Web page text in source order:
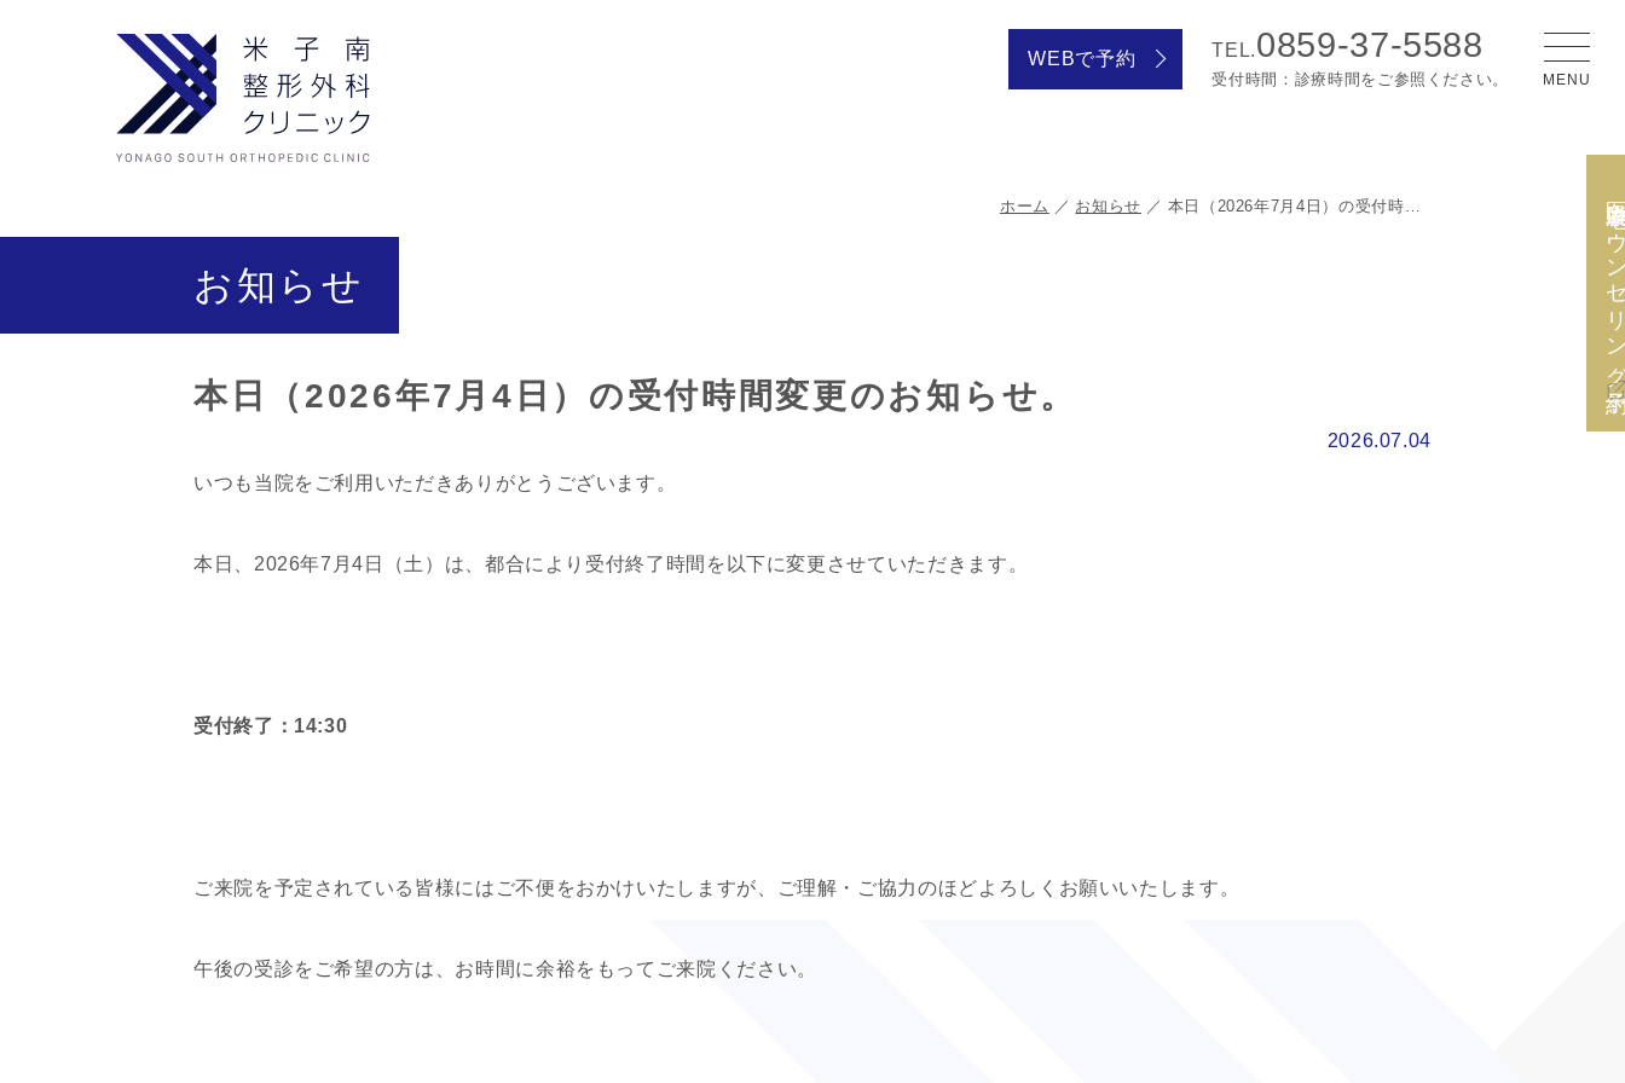
WEBで予約 TEL.0859-37-5588
受付時間：診療時間をご参照ください。
ホーム お知らせ 本日（2026年7月4日）の受付時間変更のお知らせ。
お知らせ
本日（2026年7月4日）の受付時間変更のお知らせ。
2026.07.04
いつも当院をご利用いただきありがとうございます。
本日、2026年7月4日（土）は、都合により受付終了時間を以下に変更させていただきます。
受付終了：14:30
ご来院を予定されている皆様にはご不便をおかけいたしますが、ご理解・ご協力のほどよろしくお願いいたします。
午後の受診をご希望の方は、お時間に余裕をもってご来院ください。
医療脱毛カ